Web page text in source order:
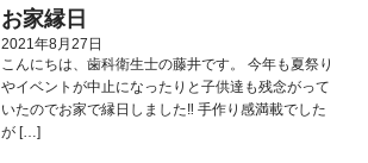
お家縁日
2021年8月27日
こんにちは、歯科衛生士の藤井です。 今年も夏祭り
やイベントが中止になったりと子供達も残念がって
いたのでお家で縁日しました‼︎ 手作り感満載でした
が […]